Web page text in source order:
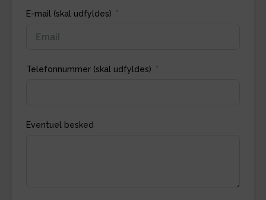
E-mail (skal udfyldes)
Telefonnummer (skal udfyldes)
Eventuel besked